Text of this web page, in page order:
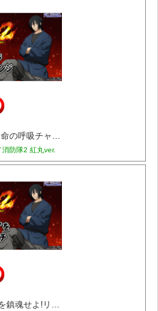
炎炎チャージ／命の呼吸チャレンジ
防隊2 紅丸ver.
超巨大“焰ビト”を鎮魂せよ!リーチ